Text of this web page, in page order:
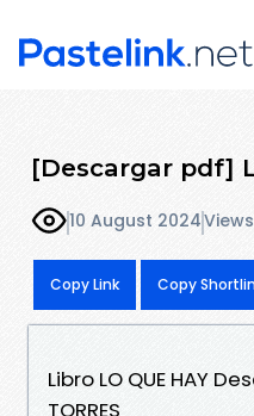
[Descargar pdf]
10 August 2024
Copy Link Copy
Libro LO QUE HAY
TORRES